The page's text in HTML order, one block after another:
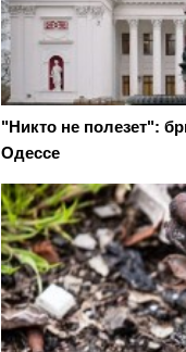
"Никто не полезет":
Одессе